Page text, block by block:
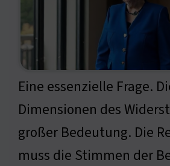
Eine essenzielle Frage.
Dimensionen des
großer Bedeutung. Die
muss die Stimmen der